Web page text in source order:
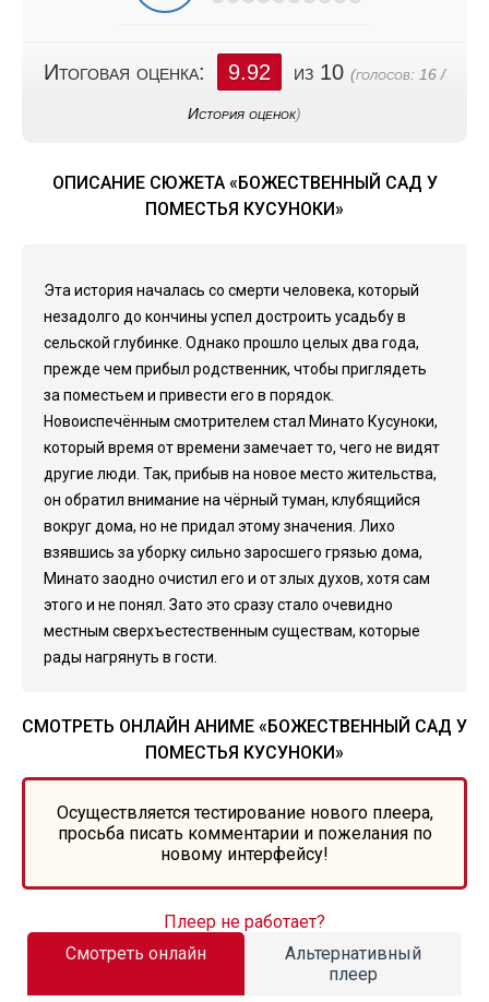
Итоговая оценка: 9.92 из 10 (голосов: 16 /
История оценок)
ОПИСАНИЕ СЮЖЕТА «БОЖЕСТВЕННЫЙ САД У
ПОМЕСТЬЯ КУСУНОКИ»
Эта история началась со смерти человека, который
незадолго до кончины успел достроить усадьбу в
сельской глубинке. Однако прошло целых два года,
прежде чем прибыл родственник, чтобы приглядеть
за поместьем и привести его в порядок.
Новоиспечённым смотрителем стал Минато Кусуноки,
который время от времени замечает то, чего не видят
другие люди. Так, прибыв на новое место жительства,
он обратил внимание на чёрный туман, клубящийся
вокруг дома, но не придал этому значения. Лихо
взявшись за уборку сильно заросшего грязью дома,
Минато заодно очистил его и от злых духов, хотя сам
этого и не понял. Зато это сразу стало очевидно
местным сверхъестественным существам, которые
рады нагрянуть в гости.
СМОТРЕТЬ ОНЛАЙН АНИМЕ «БОЖЕСТВЕННЫЙ САД У
ПОМЕСТЬЯ КУСУНОКИ»
Осуществляется тестирование нового плеера,
просьба писать комментарии и пожелания по
новому интерфейсу!
Смотреть онлайн
Альтернативный
плеер
Плеер не работает?